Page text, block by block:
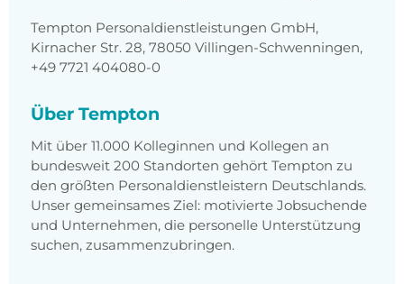
Tempton Personaldienstleistungen GmbH,
Kirnacher Str. 28, 78050 Villingen-Schwenningen,
+49 7721 404080-0
Über Tempton
Mit über 11.000 Kolleginnen und Kollegen an
bundesweit 200 Standorten gehört Tempton zu
den größten Personaldienstleistern Deutschlands.
Unser gemeinsames Ziel: motivierte Jobsuchende
und Unternehmen, die personelle Unterstützung
suchen, zusammenzubringen.